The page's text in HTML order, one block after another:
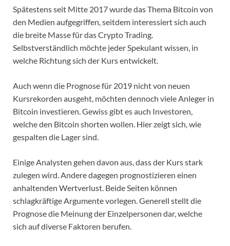
Spätestens seit Mitte 2017 wurde das Thema Bitcoin von
den Medien aufgegriffen, seitdem interessiert sich auch
die breite Masse für das Crypto Trading.
Selbstverständlich möchte jeder Spekulant wissen, in
welche Richtung sich der Kurs entwickelt.
Auch wenn die Prognose für 2019 nicht von neuen
Kursrekorden ausgeht, möchten dennoch viele Anleger in
Bitcoin investieren. Gewiss gibt es auch Investoren,
welche den Bitcoin shorten wollen. Hier zeigt sich, wie
gespalten die Lager sind.
Einige Analysten gehen davon aus, dass der Kurs stark
zulegen wird. Andere dagegen prognostizieren einen
anhaltenden Wertverlust. Beide Seiten können
schlagkräftige Argumente vorlegen. Generell stellt die
Prognose die Meinung der Einzelpersonen dar, welche
sich auf diverse Faktoren berufen.